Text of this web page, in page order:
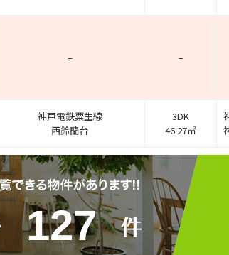
– –
神戸電鉄粟生線
西鈴蘭台
3DK
46.27㎡
127